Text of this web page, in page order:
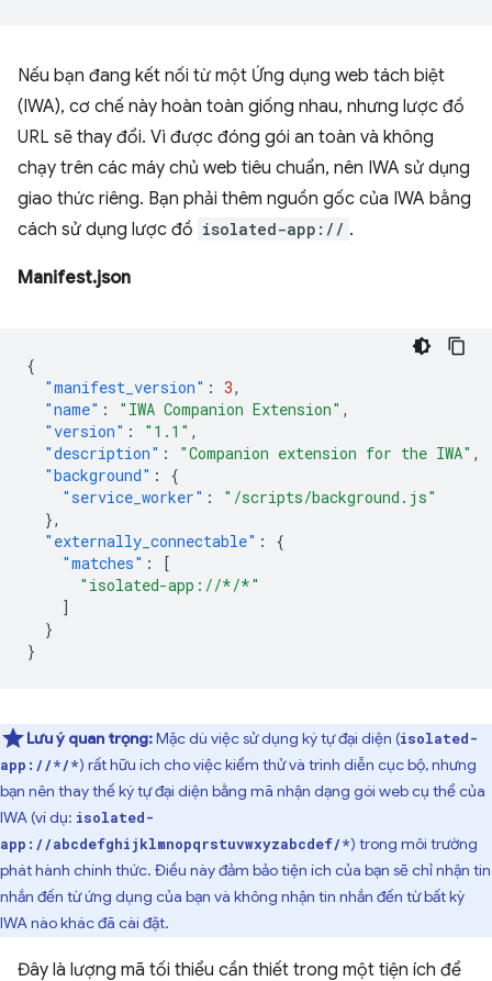
Nếu bạn đang kết nối từ một Ứng dụng web tách biệt
(IWA), cơ chế này hoàn toàn giống nhau, nhưng lược đồ
URL sẽ thay đổi. Vì được đóng gói an toàn và không
chạy trên các máy chủ web tiêu chuẩn, nên IWA sử dụng
giao thức riêng. Bạn phải thêm nguồn gốc của IWA bằng
cách sử dụng lược đồ isolated-app:// .
Manifest.json
{
"manifest_version" : 3,
"name" : "IWA Companion Extension" ,
"version" : "1.1" ,
"description" : "Companion extension for the IWA" ,
"background" :
{
"service_worker" :
"/scripts/background.js"
},
"externally_connectable" :
{
"matches" :
[
"isolated-app://*/*"
]
}
}
Lưu ý quan trọng:Mặc dù việc sử dụng ký tự đại diện (isolated-
app://*/*) rất hữu ích cho việc kiểm thử và trình diễn cục bộ, nhưng
bạn nên thay thế ký tự đại diện bằng mã nhận dạng gói web cụ thể của
IWA (ví dụ: isolated-
app://abcdefghijklmnopqrstuvwxyzabcdef/*) trong môi trường
phát hành chính thức. Điều này đảm bảo tiện ích của bạn sẽ chỉ nhận tin
nhắn đến từ ứng dụng của bạn và không nhận tin nhắn đến từ bất kỳ
IWA nào khác đã cài đặt.
Đây là lượng mã tối thiểu cần thiết trong một tiện ích để